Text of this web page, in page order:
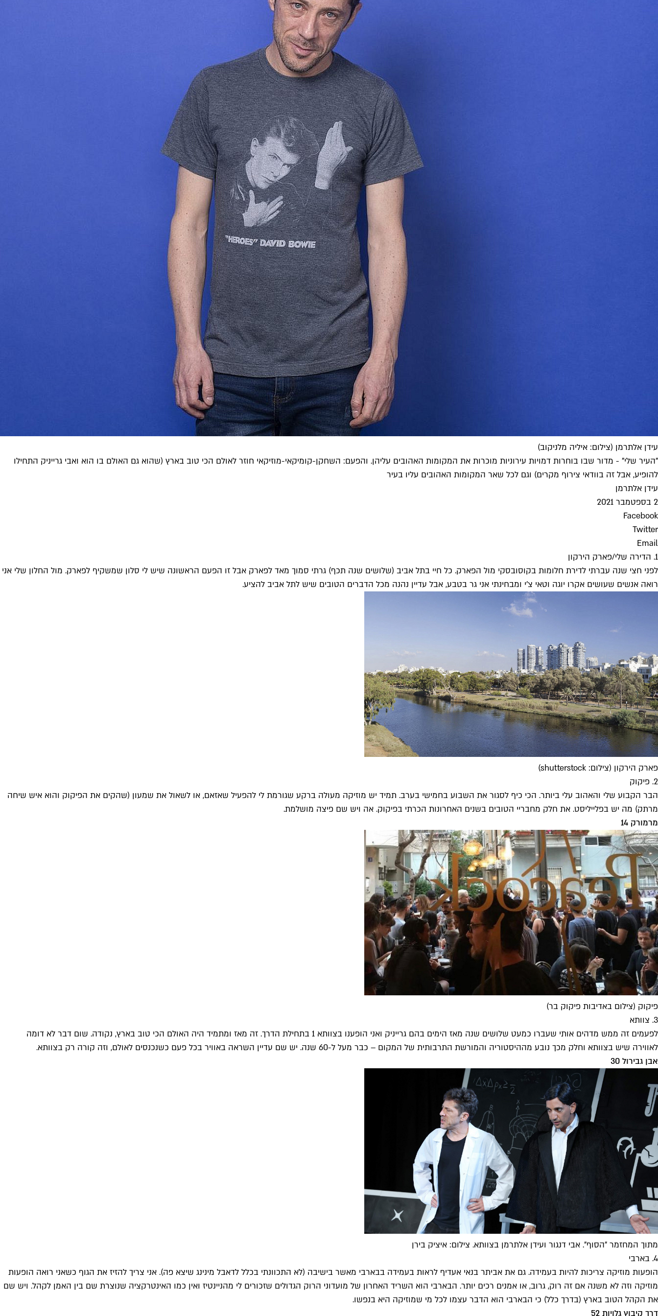
עידן אלתרמן (צילום: איליה מלניקוב)
"העיר שלי" - מדור שבו בוחרות דמויות עירוניות מוכרות את המקומות האהובים עליהן. והפעם: השחקן-קומיקאי-מוזיקאי חוזר לאולם הכי טוב בארץ (שהוא גם האולם בו הוא ואבי גרייניק התחילו
להופיע, אבל זה בוודאי צירוף מקרים) וגם לכל שאר המקומות האהובים עליו בעיר
עידן אלתרמן
2 בספטמבר 2021
Facebook
Twitter
Email
1. הדירה שלי/פארק הירקון
לפני חצי שנה עברתי לדירת חלומות בקוסובסקי מול הפארק. כל חיי בתל אביב (שלושים שנה תכף) גרתי סמוך מאד לפארק אבל זו הפעם הראשונה שיש לי סלון שמשקיף לפארק. מול החלון שלי אני
רואה אנשים שעושים אקרו יוגה וטאי צ'י ומבחינתי אני גר בטבע, אבל עדיין נהנה מכל הדברים הטובים שיש לתל אביב להציע.
פארק הירקון (צילום: shutterstock)
2. פיקוק
הבר הקבוע שלי והאהוב עלי ביותר. הכי כיף לסגור את השבוע בחמישי בערב. תמיד יש מוזיקה מעולה ברקע שגורמת לי להפעיל שאזאם, או לשאול את שמעון (שהקים את הפיקוק והוא איש שיחה
מרתק) מה יש בפלייליסט. את חלק מחבריי הטובים בשנים האחרונות הכרתי בפיקוק. אה ויש שם פיצה מושלמת.
מרמורק 14
פיקוק (צילום באדיבות פיקוק בר)
3. צוותא
לפעמים זה ממש מדהים אותי שעברו כמעט שלושים שנה מאז הימים בהם גרייניק ואני הופענו בצוותא 1 בתחילת הדרך. זה מאז ומתמיד היה האולם הכי טוב בארץ, נקודה. שום דבר לא דומה
לאווירה שיש בצוותא וחלק מכך נובע מההיסטוריה והמורשת התרבותית של המקום – כבר מעל ל-60 שנה. יש שם עדיין השראה באוויר בכל פעם כשנכנסים לאולם, וזה קורה רק בצוותא.
אבן גבירול 30
מתוך המחזמר "הסוף". אבי דנגור ועידן אלתרמן בצוותא. צילום: איציק בירן
4. בארבי
הופעות מוזיקה צריכות להיות בעמידה. גם את אביתר בנאי אעדיף לראות בעמידה בבארבי מאשר בישיבה (לא התכוונתי בכלל לדאבל מינינג שיצא פה). אני צריך להזיז את הגוף כשאני רואה הופעות
מוזיקה וזה לא משנה אם זה רוק, גרוב, או אמנים רכים יותר. הבארבי הוא השריד האחרון של מועדוני הרוק הגדולים שזכורים לי מהניינטיז ואין כמו האינטרקציה שנוצרת שם בין האמן לקהל. ויש שם
את הקהל הטוב בארץ (בדרך כלל) כי הבארבי הוא הדבר עצמו לכל מי שמוזיקה היא בנפשו.
דרך קיבוץ גלויות 52